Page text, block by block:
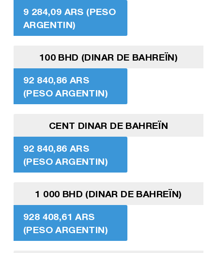
9 284,09 ARS (PESO
ARGENTIN)
100 BHD (DINAR DE BAHREÏN)
92 840,86 ARS
(PESO ARGENTIN)
CENT DINAR DE BAHREÏN
92 840,86 ARS
(PESO ARGENTIN)
1 000 BHD (DINAR DE BAHREÏN)
928 408,61 ARS
(PESO ARGENTIN)